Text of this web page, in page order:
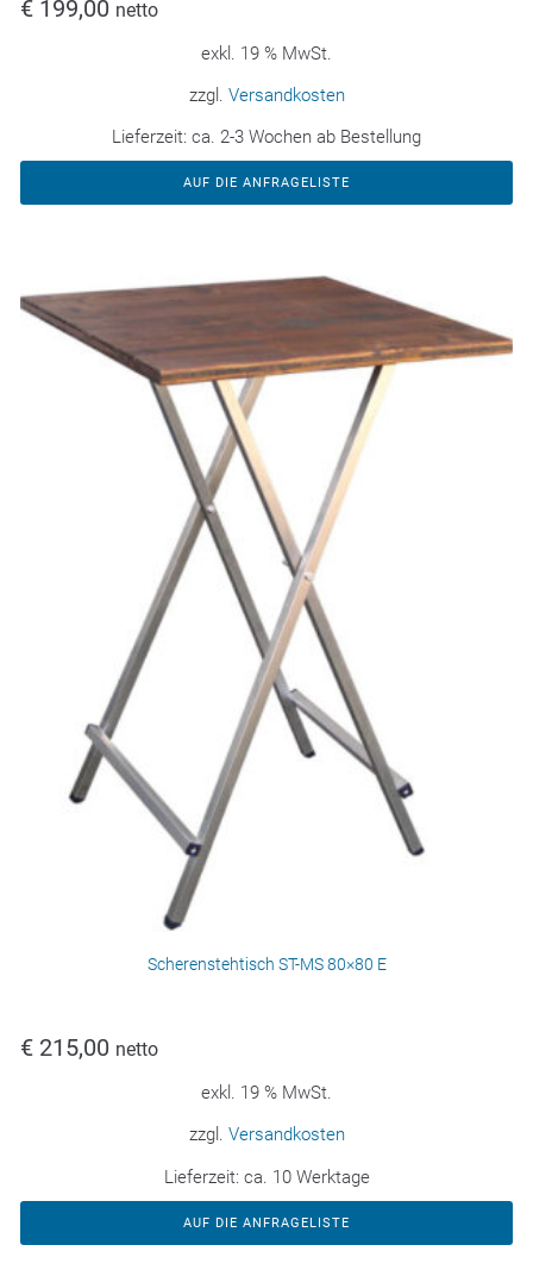
€ 199,00 netto
exkl. 19 % MwSt.
zzgl. Versandkosten
Lieferzeit: ca. 2-3 Wochen ab Bestellung
AUF DIE ANFRAGELISTE
Scherenstehtisch ST-MS 80×80 E
€ 215,00 netto
exkl. 19 % MwSt.
zzgl. Versandkosten
Lieferzeit: ca. 10 Werktage
AUF DIE ANFRAGELISTE